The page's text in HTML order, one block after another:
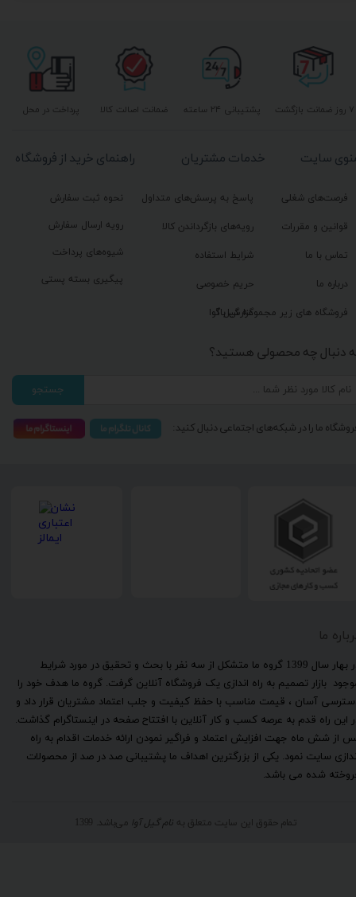
ما
​در بهار سال 1399 گروه ما متشکل از سه نفر با بحث و تحقیق در مورد شرایط
بازار تصمیم به راه اندازی یک فروشگاه آنلاین گرفت. گروه ما هدف خود را
آسان ، قیمت مناسب با حفظ کیفیت و جلب اعتماد مشتریان قرار داد و
این راه قدم به عرصه کسب و کار آنلاین با افتتاح صفحه در اینستاگرام گذاشت.
از شش ماه جهت افزایش اعتماد و فراگیر نمودن ارائه خدمات اقدام به راه
سایت نمود. یکی از بزرگترین اهداف ما پشتیبانی صد در صد از محصولات
شده می باشد.
تمام حقوق این سایت متعلق به نام گیل آوا می‌باشد. 1399
پشتیبانی ۲۴ ساعته پرداخت در محل ۷ روز ضمانت بازگشت ضمانت اصالت کالا
راهنمای خرید از فروشگاه
نحوه ثبت سفارش
رویه ارسال سفارش
شیوه‌های پرداخت
پیگیری بسته پستی
خدمات مشتریان
پاسخ به پرسش‌های متداول
رویه‌های بازگرداندن کالا
شرایط استفاده
حریم خصوصی
گزارش باگ
سایت
فرصت‌های شغلی
قوانین و مقررات
تماس با ما
درباره ما
فروشگاه های زیر مجموعه گیل آوا
دنبال چه محصولی هستید؟
جستجو
ما را در شبکه‌های اجتماعی دنبال کنید: